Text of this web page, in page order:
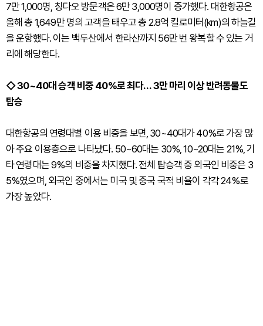
7만 1,000명, 칭다오 방문객은 6만 3,000명이 증가했다. 대한항공은
올해 총 1,649만 명의 고객을 태우고 총 2.8억 킬로미터(km)의 하늘길
을 운항했다. 이는 백두산에서 한라산까지 56만 번 왕복할 수 있는 거
리에 해당한다.
◇ 30~40대 승객 비중 40%로 최다… 3만 마리 이상 반려동물도
탑승
대한항공의 연령대별 이용 비중을 보면, 30~40대가 40%로 가장 많
아 주요 이용층으로 나타났다. 50~60대는 30%, 10~20대는 21%, 기
타 연령대는 9%의 비중을 차지했다. 전체 탑승객 중 외국인 비중은 3
5%였으며, 외국인 중에서는 미국 및 중국 국적 비율이 각각 24%로
가장 높았다.